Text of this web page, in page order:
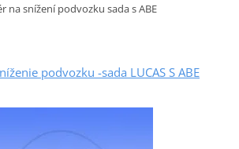
na snížení podvozku sada s ABE
podvozku -sada LUCAS S ABE